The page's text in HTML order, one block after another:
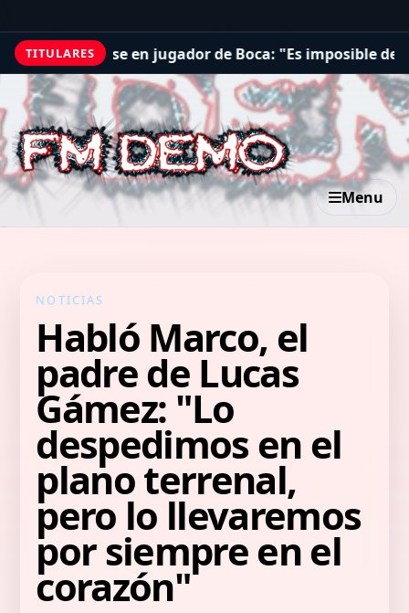
TITULARES
jugador de Boca: "Es imposible decirle que no"
Menu
NOTICIAS
Habló Marco, el
padre de Lucas
Gámez: "Lo
despedimos en el
plano terrenal,
pero lo llevaremos
por siempre en el
corazón"